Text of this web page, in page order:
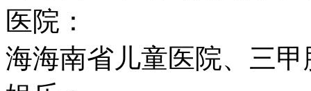
医院：
海海南省儿童医院、三